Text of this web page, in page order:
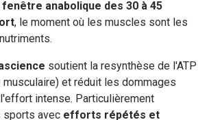
fenêtre anabolique des 30 à 45
, le moment où les muscles sont les
soutient la resynthèse de l'ATP
et réduit les dommages
intense. Particulièrement
sports avec efforts répétés et